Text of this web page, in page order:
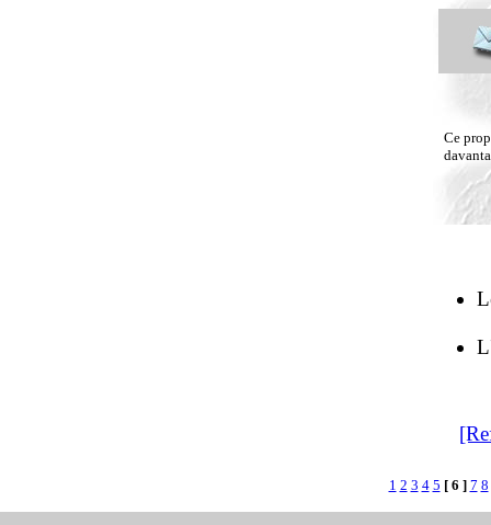
Ce
1 2 3 4 5 [ 6 ] 7 8